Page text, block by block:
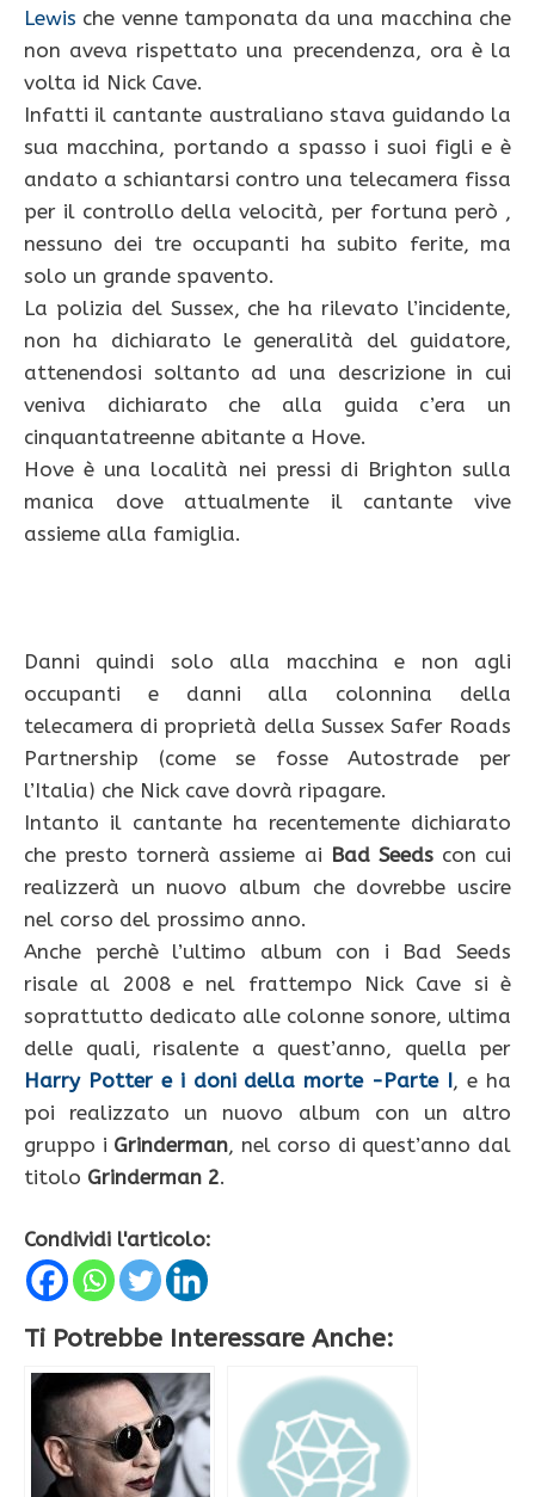
Lewis che venne tamponata da una macchina che
non aveva rispettato una precendenza, ora è la
volta id Nick Cave.
Infatti il cantante australiano stava guidando la
sua macchina, portando a spasso i suoi figli e è
andato a schiantarsi contro una telecamera fissa
per il controllo della velocità, per fortuna però ,
nessuno dei tre occupanti ha subito ferite, ma
solo un grande spavento.
La polizia del Sussex, che ha rilevato l’incidente,
non ha dichiarato le generalità del guidatore,
attenendosi soltanto ad una descrizione in cui
veniva dichiarato che alla guida c’era un
cinquantatreenne abitante a Hove.
Hove è una località nei pressi di Brighton sulla
manica dove attualmente il cantante vive
assieme alla famiglia.
Danni quindi solo alla macchina e non agli
occupanti e danni alla colonnina della
telecamera di proprietà della Sussex Safer Roads
Partnership (come se fosse Autostrade per
l’Italia) che Nick cave dovrà ripagare.
Intanto il cantante ha recentemente dichiarato
che presto tornerà assieme ai Bad Seedscon cui
realizzerà un nuovo album che dovrebbe uscire
nel corso del prossimo anno.
Anche perchè l’ultimo album con i Bad Seeds
risale al 2008 e nel frattempo Nick Cave si è
soprattutto dedicato alle colonne sonore, ultima
delle quali, risalente a quest’anno, quella per
Harry Potter e i doni della morte -Parte I, e ha
poi realizzato un nuovo album con un altro
gruppo i Grinderman, nel corso di quest’anno dal
titolo Grinderman 2.
Condividi l'articolo:
Ti Potrebbe Interessare Anche: